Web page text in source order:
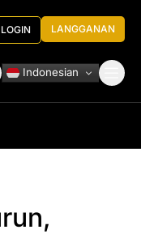
LOGIN LANGGANAN
Indonesian